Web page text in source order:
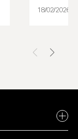
18/02/2026